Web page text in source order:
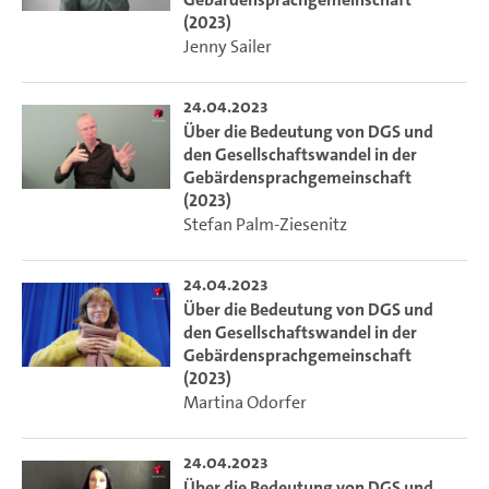
(2023)
Jenny Sailer
24.04.2023
Über die Bedeutung von DGS und
den Gesellschaftswandel in der
Gebärdensprachgemeinschaft
(2023)
Stefan Palm-Ziesenitz
24.04.2023
Über die Bedeutung von DGS und
den Gesellschaftswandel in der
Gebärdensprachgemeinschaft
(2023)
Martina Odorfer
24.04.2023